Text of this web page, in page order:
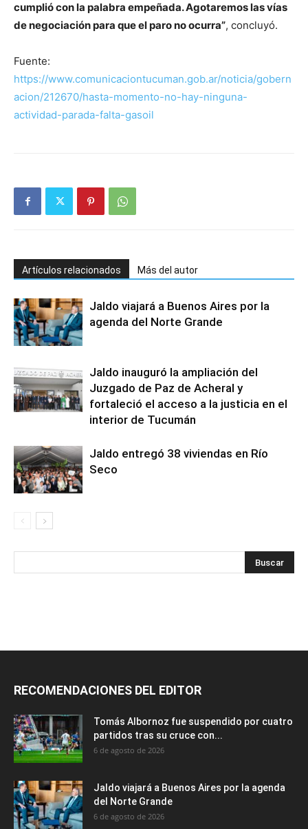
cumplió con la palabra empeñada. Agotaremos las vías
de negociación para que el paro no ocurra”, concluyó.
Fuente:
https://www.comunicaciontucuman.gob.ar/noticia/gobern
acion/212670/hasta-momento-no-hay-ninguna-
actividad-parada-falta-gasoil
Artículos relacionados Más del autor
Jaldo viajará a Buenos Aires por la
agenda del Norte Grande
Jaldo inauguró la ampliación del
Juzgado de Paz de Acheral y
fortaleció el acceso a la justicia en el
interior de Tucumán
Jaldo entregó 38 viviendas en Río
Seco
RECOMENDACIONES DEL EDITOR
Tomás Albornoz fue suspendido por cuatro
partidos tras su cruce con...
6 de agosto de 2026
Jaldo viajará a Buenos Aires por la agenda
del Norte Grande
6 de agosto de 2026